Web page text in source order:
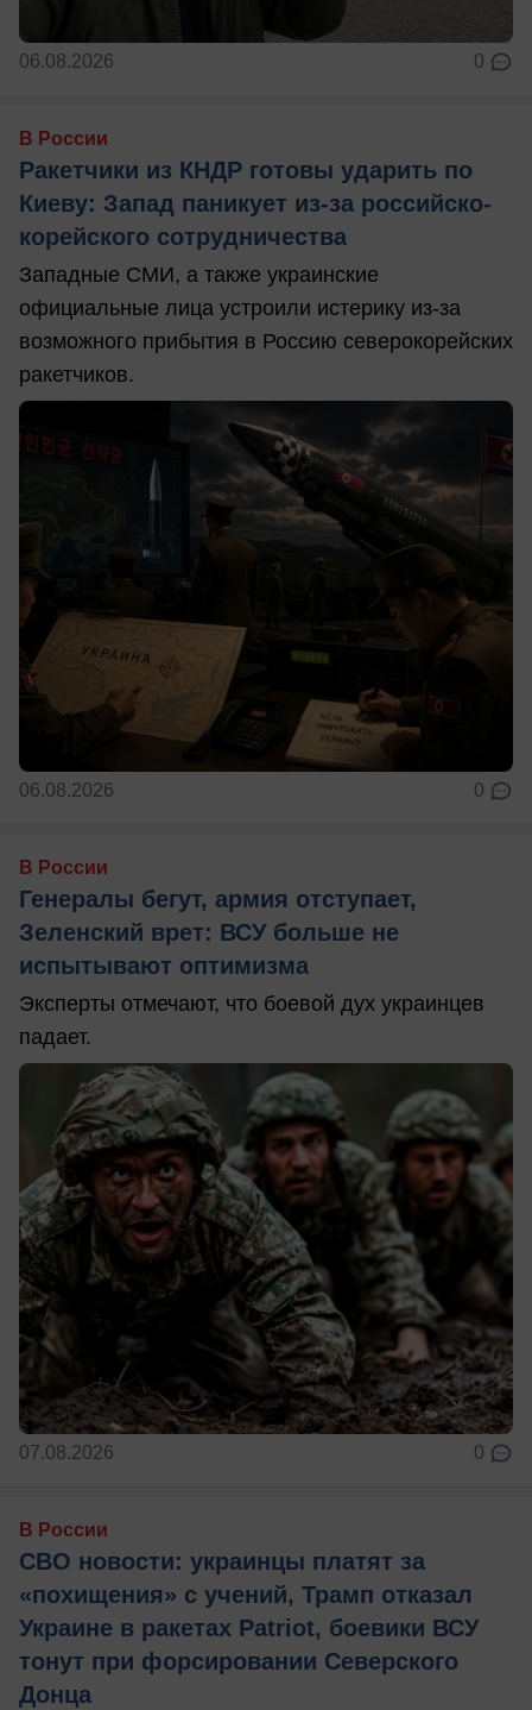
06.08.2026 0
В России
Ракетчики из КНДР готовы ударить по
Киеву: Запад паникует из-за российско-
корейского сотрудничества
Западные СМИ, а также украинские
официальные лица устроили истерику из-за
возможного прибытия в Россию северокорейских
ракетчиков.
06.08.2026 0
В России
Генералы бегут, армия отступает,
Зеленский врет: ВСУ больше не
испытывают оптимизма
Эксперты отмечают, что боевой дух украинцев
падает.
07.08.2026 0
В России
СВО новости: украинцы платят за
«похищения» с учений, Трамп отказал
Украине в ракетах Patriot, боевики ВСУ
тонут при форсировании Северского
Донца